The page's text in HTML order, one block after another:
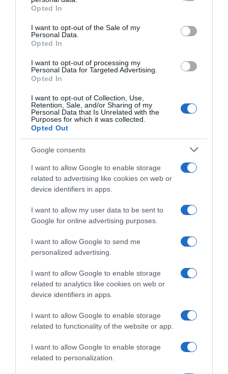
grant or deny consent to Google and its third-party tags to
use your data for below specified purposes in below Google
consent section.
Opted In
I want to opt-out of the Sale of my
Personal Data.
Opted In
I want to opt-out of processing my
Personal Data for Targeted Advertising.
Opted In
I want to opt-out of Collection, Use,
Retention, Sale, and/or Sharing of my
Personal Data that Is Unrelated with the
Purposes for which it was collected.
Opted Out
Google consents
I want to allow Google to enable storage
related to advertising like cookies on web or
device identifiers in apps.
I want to allow my user data to be sent to
Google for online advertising purposes.
I want to allow Google to send me
personalized advertising.
I want to allow Google to enable storage
related to analytics like cookies on web or
device identifiers in apps.
I want to allow Google to enable storage
related to functionality of the website or app.
I want to allow Google to enable storage
related to personalization.
ΕΛΛΑΔΑ
Ρέθυμνο: Ακρωτηρίαστηκε το πόδι 6χρονου
που τραυματίστηκε σε τροχαίο ατύχημα
Νοσηλεύεται στο Παίδων
11.07.2026 - 21:04